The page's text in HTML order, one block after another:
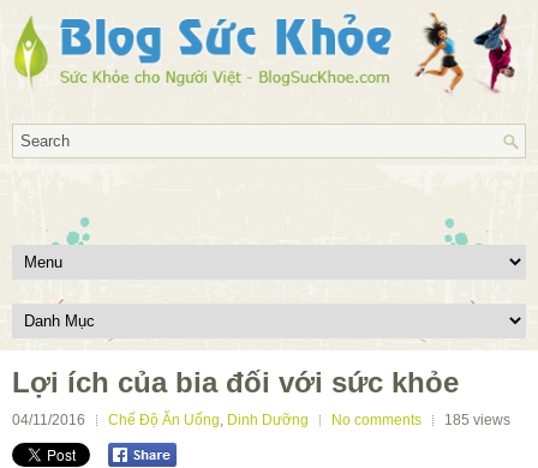
Lợi ích của bia đối với sức khỏe
04/11/2016 Chế Độ Ăn Uống, Dinh Dưỡng No comments 185 views